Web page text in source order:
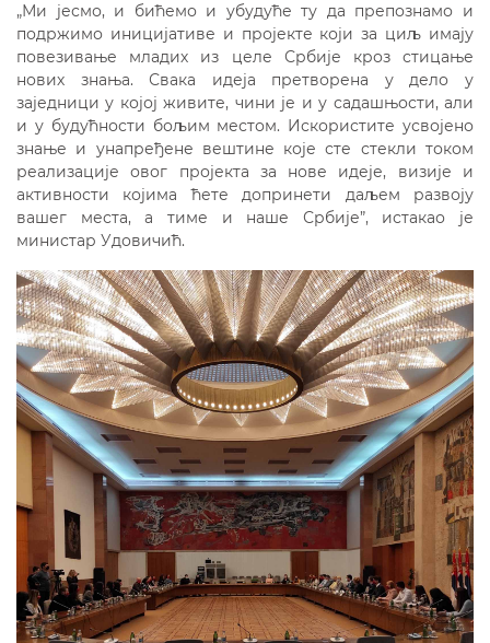
„Ми јесмо, и бићемо и убудуће ту да препознамо и
подржимо иницијативе и пројекте који за циљ имају
повезивање младих из целе Србије кроз стицање
нових знања. Свака идеја претворена у дело у
заједници у којој живите, чини је и у садашњости, али
и у будућности бољим местом. Искористите усвојено
знање и унапређене вештине које сте стекли током
реализације овог пројекта за нове идеје, визије и
активности којима ћете допринети даљем развоју
вашег места, а тиме и наше Србије”, истакао је
министар Удовичић.